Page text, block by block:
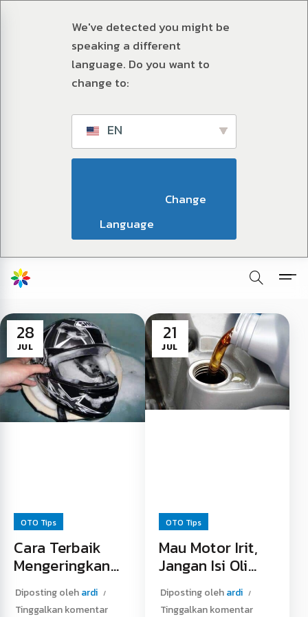
We've detected you might be
speaking a different
language. Do you want to
change to:
EN
Language
28
JUL
OTO Tips
Cara Terbaik
Mengeringkan
Helm
Diposting olehardi
Tinggalkan komentar
21
JUL
OTO Tips
Mau Motor Irit,
Jangan Isi Oli
Lebih dari
Anjuran
Diposting olehardi
Tinggalkan komentar